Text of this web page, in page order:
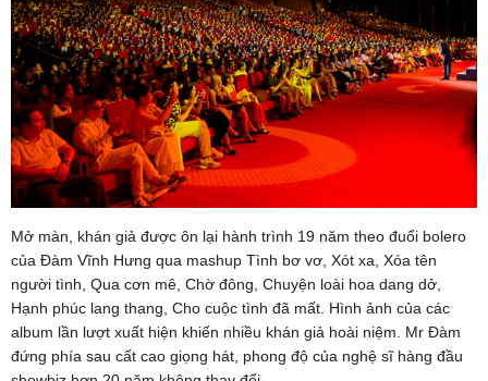
Mở màn, khán giả được ôn lại hành trình 19 năm theo đuổi bolero
của Đàm Vĩnh Hưng qua mashup Tình bơ vơ, Xót xa, Xóa tên
người tình, Qua cơn mê, Chờ đông, Chuyện loài hoa dang dở,
Hạnh phúc lang thang, Cho cuộc tình đã mất. Hình ảnh của các
album lần lượt xuất hiện khiến nhiều khán giả hoài niệm. Mr Đàm
đứng phía sau cất cao giọng hát, phong độ của nghệ sĩ hàng đầu